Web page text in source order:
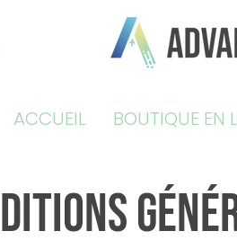
ACCUEIL BOUTIQUE EN